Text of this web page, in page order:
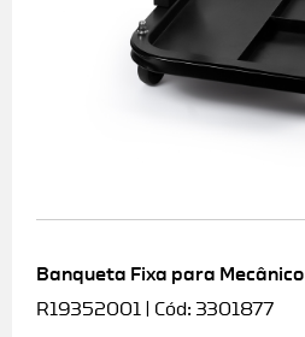
Banqueta Fixa para Mecânico
R19352001 | Cód: 3301877